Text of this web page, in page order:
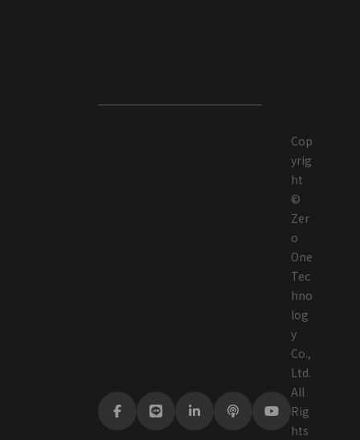
Cop
yrig
ht
©
Zer
o
One
Tec
hno
log
y
Co.,
Ltd.
All
Rig
hts